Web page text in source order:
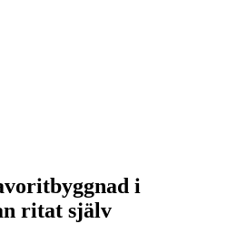
i
ritat själv